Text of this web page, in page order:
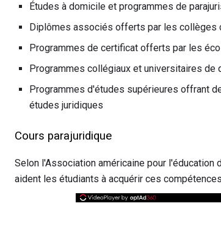
Études à domicile et programmes de
Diplômes associés offerts par les collèges
Programmes de certificat offerts par les
Programmes collégiaux et universitaires
Programmes d'études supérieures offrant
études juridiques
Cours parajuridique
Selon l'Association américaine pour
aident les étudiants à acquérir ces